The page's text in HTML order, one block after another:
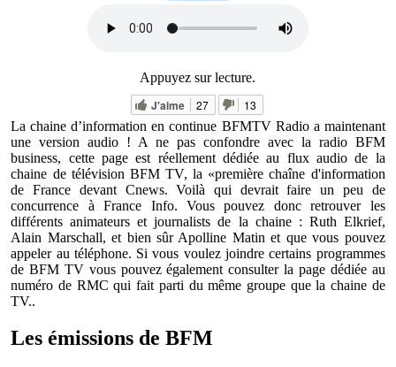
Appuyez sur lecture.
J'aime 27
13
La chaine d’information en continue BFMTV Radio a maintenant
une version audio ! A ne pas confondre avec la radio BFM
business, cette page est réellement dédiée au flux audio de la
chaine de télévision BFM TV, la «première chaîne d'information
de France devant Cnews. Voilà qui devrait faire un peu de
concurrence àFrance Info. Vous pouvez donc retrouver les
différents animateurs et journalists de la chaine : Ruth Elkrief,
Alain Marschall, et bien sûr Apolline Matin et que vous pouvez
appeler au téléphone. Si vous voulez joindre certains programmes
de BFM TV vous pouvez également consulter la page dédiée au
numéro de RMC qui fait parti du même groupe que la chaine de
TV..
Les émissions de BFM